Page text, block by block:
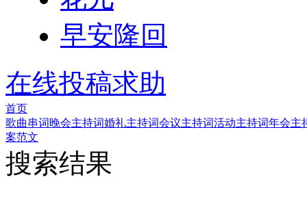
早安隆回
在线投稿求助
首页
歌曲串词晚会主持词婚礼主持词会议主持词活动主持词年会主
案范文
搜索结果